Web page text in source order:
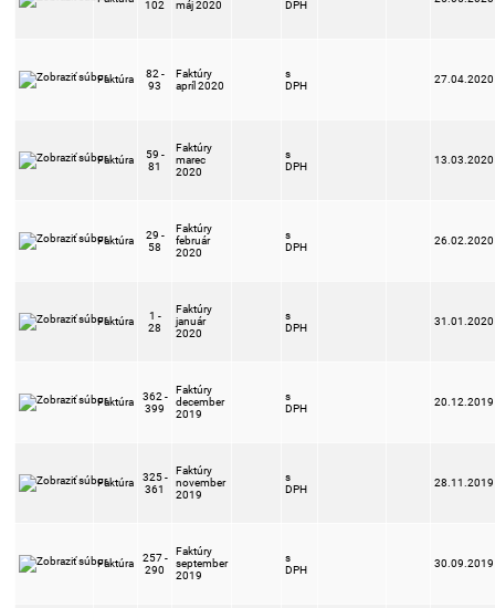
102
máj 2020
DPH
Faktúra
82 -
93
Faktúry
apríl 2020
s
DPH
27.04.2020
Faktúra
59 -
81
Faktúry
marec
2020
s
DPH
13.03.2020
Faktúra
29 -
58
Faktúry
február
2020
s
DPH
26.02.2020
Faktúra
1 -
28
Faktúry
január
2020
s
DPH
31.01.2020
Faktúra
362 -
399
Faktúry
december
2019
s
DPH
20.12.2019
Faktúra
325 -
361
Faktúry
november
2019
s
DPH
28.11.2019
Faktúra
257 -
290
Faktúry
september
2019
s
DPH
30.09.2019